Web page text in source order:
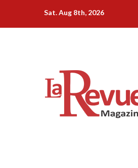
content
Sat. Aug 8th, 2026